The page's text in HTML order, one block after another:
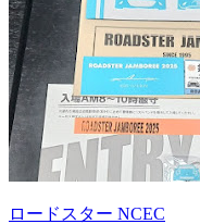
ロードスター NCEC